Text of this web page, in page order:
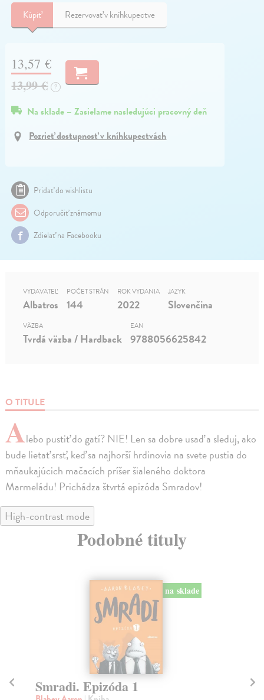
Kúpiť Rezervovať v kníhkupectve
13,57 €
13,99 € ?
Na sklade – Zasielame nasledujúci pracovný deň
Pozrieť dostupnosť v kníhkupectvách
Pridať do wishlistu
Odporučiť známemu
Zdielať na Facebooku
O TITULE
Alebo pustiť do gatí? NIE! Len sa dobre usaď a sleduj, ako
bude lietať srsť, keď sa najhorší hrdinovia na svete pustia do
mňaukajúcich mačacích príšer šialeného doktora
Marmeládu! Prichádza štvrtá epizóda Smradov!
VYDAVATEĽ
Albatros
POČET STRÁN
144
ROK VYDANIA
2022
JAZYK
Slovenčina
VÄZBA
Tvrdá väzba / Hardback
EAN
9788056625842
High-contrast mode
Podobné tituly
dotlač
Smradi. Epizóda 3